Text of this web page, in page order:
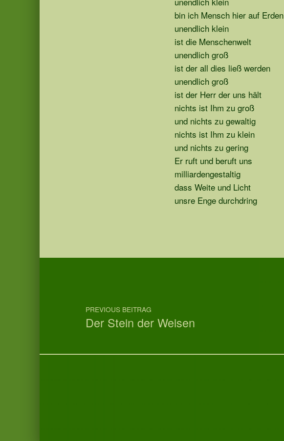
bin ich Mensch hier auf Erden
unendlich klein
ist die Menschenwelt
unendlich groß
ist der all dies ließ werden
unendlich groß
ist der Herr der uns hält
nichts ist Ihm zu groß
und nichts zu gewaltig
nichts ist Ihm zu klein
und nichts zu gering
Er ruft und beruft uns
milliardengestaltig
dass Weite und Licht
unsre Enge durchdring
Skip back to main navigation
Post navigation
PREVIOUS BEITRAG
Der Stein der Weisen